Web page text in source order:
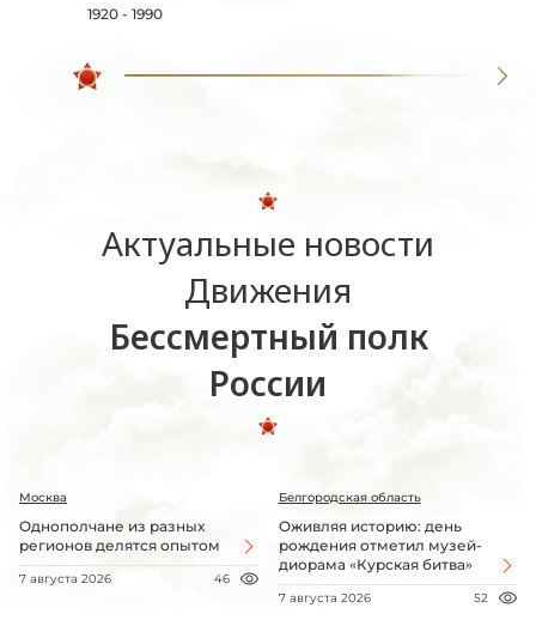
1920 - 1990
Актуальные новости
Движения
Бессмертный полк
России
Москва
Однополчане из разных
регионов делятся опытом
7 августа 2026 46
Белгородская область
Оживляя историю: день
рождения отметил музей-
диорама «Курская битва»
7 августа 2026 52